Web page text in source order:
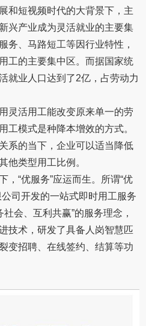
和短视频时代的大背景下，主
兴产业成为灵活就业的主要集
务、马路短工等因行业特性，
工的主要集中区。而据国家统
就业人口达到了2亿，占劳动力
灵活用工能改变原来单一的劳
工模式是种降本增效的方式。
系的当下，企业可以适当降低
他类型用工比例。
，“优服务”应运而生。所谓“优
司开发的一站式即时用工服务
会、互利共赢”的服务理念，
技术，研发了具备人岗智慧匹
变招聘、在线签约、结算等功